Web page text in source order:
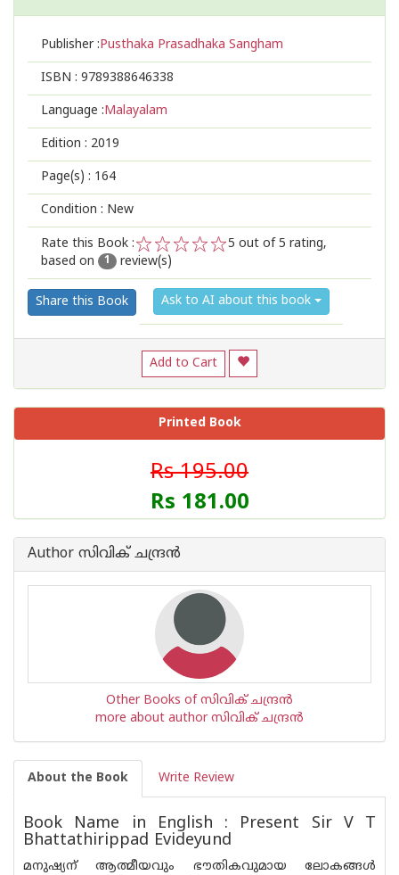
Publisher :Pusthaka Prasadhaka Sangham
ISBN : 9789388646338
Language :Malayalam
Edition : 2019
Page(s) : 164
Condition : New
Rate this Book :
2
1
5 out of 5 rating,
based on
1 review(s)
Share this Book Ask to AI about this book
Add to Cart
Printed Book
Rs 195.00
Rs 181.00
Author സിവിക് ചന്ദ്രന്‍
Other Books of സിവിക് ചന്ദ്രന്‍
more about author സിവിക് ചന്ദ്രന്‍
About the Book Write Review
Book Name in English : Present Sir V T
Bhattathirippad Evideyund
മനുഷ്യന് ആത്മീയവും ഭൗതികവുമായ ലോകങ്ങള്‍